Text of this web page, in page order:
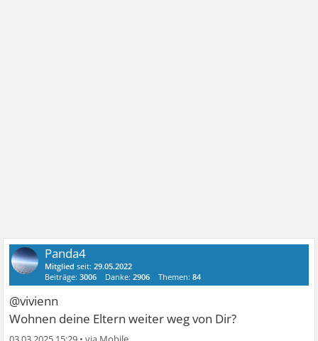
Panda4
Mitglied seit:29.05.2022
Beiträge:3006 Danke:2906 Themen:84
@vivienn
Wohnen deine Eltern weiter weg von Dir?